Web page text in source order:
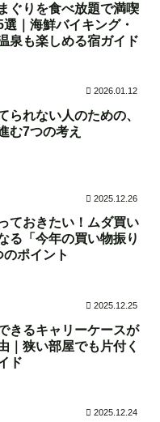
ぐりを食べ放題で満喫
｜海鮮バイキング・
泉も楽しめる宿ガイド
2026.01.12
られない人のための、
む7つの考え
2025.12.26
ておきたい！ムダ買い
る「今年の買い物振り
ポイント
2025.12.25
きるキャリーケースが
｜狭い部屋でも片付く
ド
2025.12.24